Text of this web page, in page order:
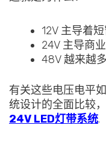
12V 主导着
24V 主导商
48V 越来越
有关这些电压电平
统设计的全面比较
24V LED灯带系统.